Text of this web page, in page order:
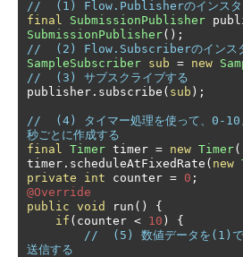
//  (1) Flow.Publisherのインスタ
final
SubmissionPublisher
SubmissionPublisher();
//  (2) Flow.Subscriberのインスタ
SampleSubscriber sub = new
//  (3) サブスクライブする
publisher . subscribe ( sub );
//  (4) タイマー処理を使って、0-10
秒ごとに作成する
final
Timer timer = new Timer
timer . scheduleAtFixedRate ( new
private
int counter = 0 ;
@Override
public void run ()
{
if ( counter < 10 )
{
//  (5) 数値データを(1)で
送信する